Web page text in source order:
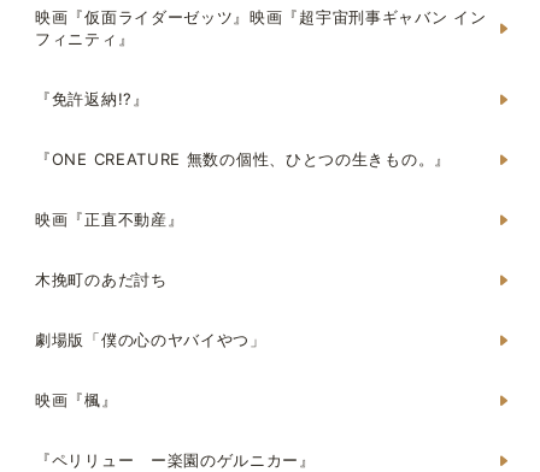
映画『仮面ライダーゼッツ』映画『超宇宙刑事ギャバン イン
フィニティ』
『免許返納!?』
『ONE CREATURE 無数の個性、ひとつの生きもの。』
映画『正直不動産』
木挽町のあだ討ち
劇場版「僕の心のヤバイやつ」
映画『楓』
『ペリリュー ー楽園のゲルニカー』